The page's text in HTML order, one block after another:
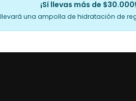
¡Sí llevas más de $30.000!
una ampolla de hidratación de